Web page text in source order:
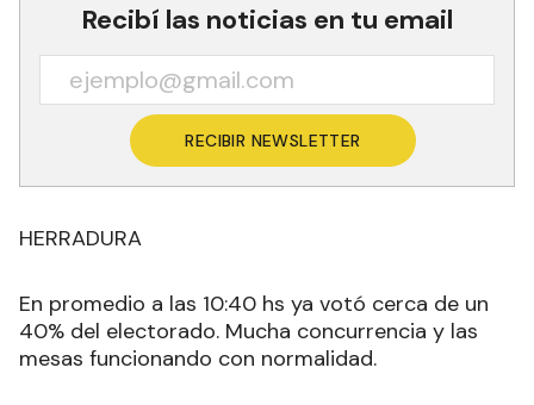
Recibí las noticias en tu email
RECIBIR NEWSLETTER
HERRADURA
En promedio a las 10:40 hs ya votó cerca de un
40% del electorado. Mucha concurrencia y las
mesas funcionando con normalidad.